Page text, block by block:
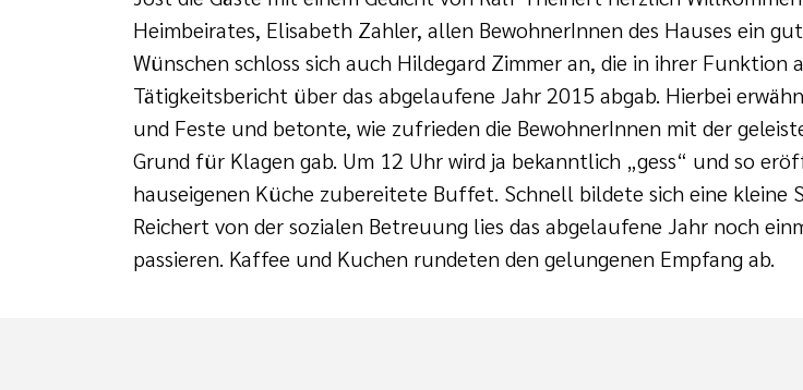
Heimbeirates, Elisabeth Zahler, allen BewohnerInnen des Hauses ein
Wünschen schloss sich auch Hildegard Zimmer an, die in ihrer Funktion
Tätigkeitsbericht über das abgelaufene Jahr 2015 abgab. Hierbei
und Feste und betonte, wie zufrieden die BewohnerInnen mit der
Grund für Klagen gab. Um 12 Uhr wird ja bekanntlich „gess“ und so
hauseigenen Küche zubereitete Buffet. Schnell bildete sich eine kleine
Reichert von der sozialen Betreuung lies das abgelaufene Jahr noch
passieren. Kaffee und Kuchen rundeten den gelungenen Empfang ab.